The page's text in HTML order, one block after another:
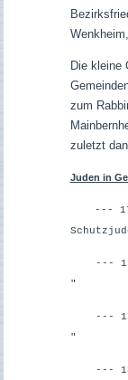
Die kleine
zum
zuletzt
Juden in
---
---
"
---
"
---